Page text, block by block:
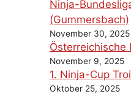
Ninja-
(Gummersbach)
November 30, 2025
Österreichische
November 9, 2025
1. Ninja-Cup
Oktober 25, 2025